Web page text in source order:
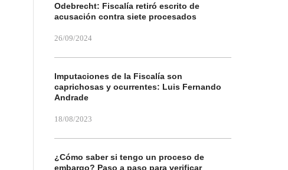
Odebrecht: Fiscalía retiró escrito de
acusación contra siete procesados
26/09/2024
Imputaciones de la Fiscalía son
caprichosas y ocurrentes: Luis Fernando
Andrade
18/08/2023
¿Cómo saber si tengo un proceso de
embargo? Paso a paso para verificar